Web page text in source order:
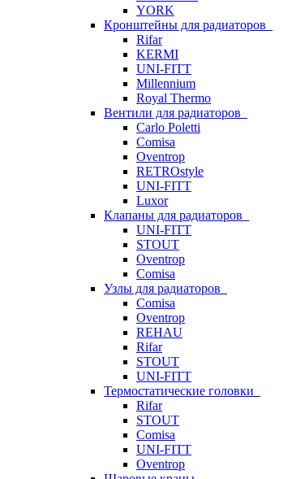
YORK
Кронштейны для радиаторов
Rifar
KERMI
UNI-FITT
Millennium
Royal Thermo
Вентили для радиаторов
Carlo Poletti
Comisa
Oventrop
RETROstyle
UNI-FITT
Luxor
Клапаны для радиаторов
UNI-FITT
STOUT
Oventrop
Comisa
Узлы для радиаторов
Comisa
Oventrop
REHAU
Rifar
STOUT
UNI-FITT
Термостатические головки
Rifar
STOUT
Comisa
UNI-FITT
Oventrop